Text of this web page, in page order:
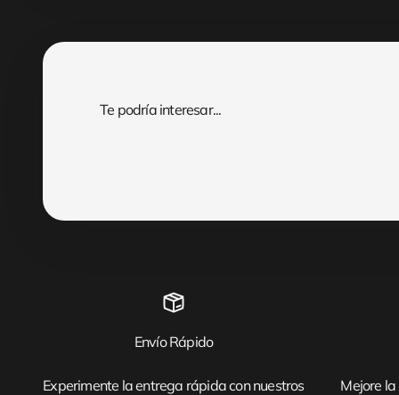
Envío Rápido
Experimente la entrega rápida con nuestros
Mejore